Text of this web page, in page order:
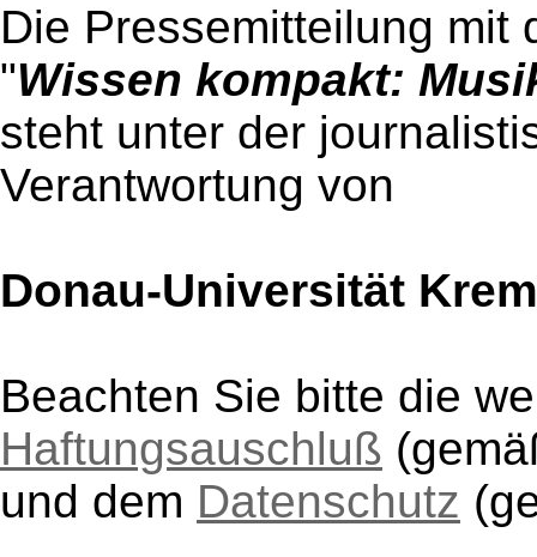
Die Pressemitteilung mit
"Wissen kompakt:
steht unter der
Verantwortung von
Donau-Universität
Beachten Sie bitte die
Haftungsauschluß
und dem Datenschutz